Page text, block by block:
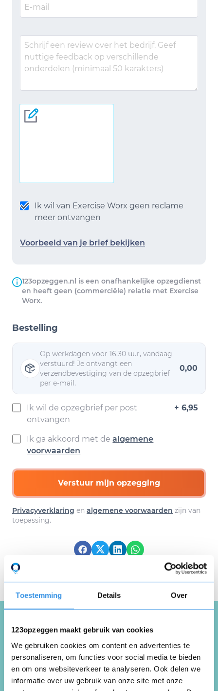
Toestemming Details Over
123opzeggen maakt gebruik van cookies
We gebruiken cookies om content en advertenties te
personaliseren, om functies voor social media te bieden
en om ons websiteverkeer te analyseren. Ook delen we
informatie over uw gebruik van onze site met onze
Ik wil van Exercise Worx geen reclame
meer ontvangen
Voorbeeld van je brief bekijken
123opzeggen.nl is een onafhankelijke opzegdienst
en heeft geen (commerciële) relatie met Exercise
Worx.
Bestelling
Op werkdagen voor 16.30 uur, vandaag
verstuurd! Je ontvangt een
verzendbevestiging van de opzegbrief
per e-mail.
0,00
Ik wil de opzegbrief per post
ontvangen
+ 6,95
Ik ga akkoord met dealgemene
voorwaarden
Verstuur mijn opzegging
Privacyverklaring en algemene voorwaarden zijn van
toepassing.
Schrijf een review over
Exercise Worx